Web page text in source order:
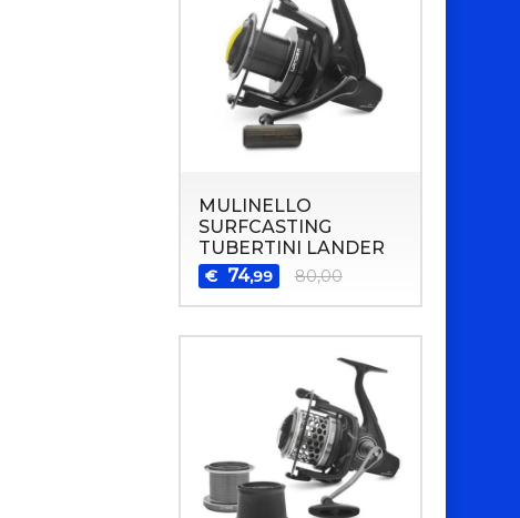
MULINELLO
SURFCASTING
TUBERTINI LANDER
€ 74,99 80,00